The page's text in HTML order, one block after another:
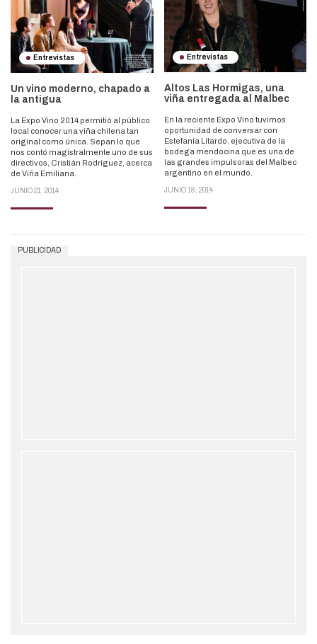
Entrevistas
Un vino moderno, chapado a
la antigua
La Expo Vino 2014 permitió al público
local conocer una viña chilena tan
original como única. Sepan lo que
nos contó magistralmente uno de sus
directivos, Cristián Rodríguez, acerca
de Viña Emiliana.
JUNIO 21, 2014
Entrevistas
Altos Las Hormigas, una
viña entregada al Malbec
En la reciente Expo Vino tuvimos
oportunidad de conversar con
Estefanía Litardo, ejecutiva de la
bodega mendocina que es una de
las grandes impulsoras del Malbec
argentino en el mundo.
JUNIO 18, 2014
PUBLICIDAD